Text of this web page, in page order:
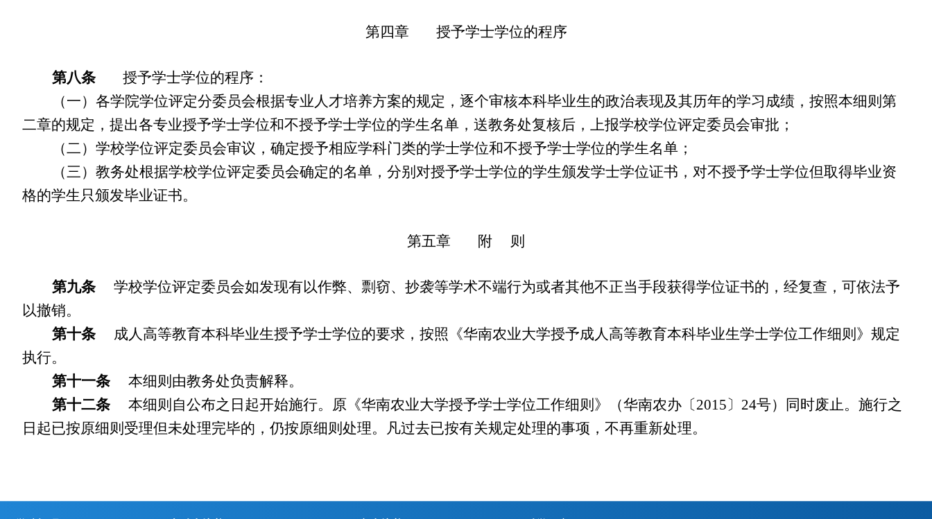
第四章 授予学士学位的程序
第八条 授予学士学位的程序：
（一）各学院学位评定分委员会根据专业人才培养方案的规定，逐个审核本科毕业生的政治表现及其历年的学习成绩，按照本细则第
二章的规定，提出各专业授予学士学位和不授予学士学位的学生名单，送教务处复核后，上报学校学位评定委员会审批；
（二）学校学位评定委员会审议，确定授予相应学科门类的学士学位和不授予学士学位的学生名单；
（三）教务处根据学校学位评定委员会确定的名单，分别对授予学士学位的学生颁发学士学位证书，对不授予学士学位但取得毕业资
格的学生只颁发毕业证书。
第五章 附 则
第九条学校学位评定委员会如发现有以作弊、剽窃、抄袭等学术不端行为或者其他不正当手段获得学位证书的，经复查，可依法予
以撤销。
第十条成人高等教育本科毕业生授予学士学位的要求，按照《华南农业大学授予成人高等教育本科毕业生学士学位工作细则》规定
执行。
第十一条本细则由教务处负责解释。
第十二条本细则自公布之日 起开始施行。原《华南农业大学授予学士学位工作细则》 （华南农办〔2015〕 24号）同时废止。 施行之
日起已按原细则受理但未处理完毕的，仍按原细则处理。凡过去已按有关规定处理的事项，不再重新处理。